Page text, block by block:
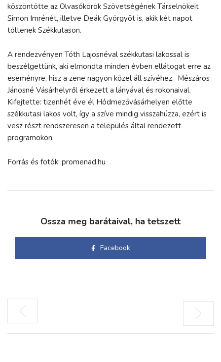
köszöntötte az Olvasókörök Szövetségének Társelnökeit
Simon Imrénét, illetve Deák Györgyöt is, akik két napot
töltenek Székkutason.
A rendezvényen Tóth Lajosnéval székkutasi lakossal is
beszélgettünk, aki elmondta minden évben ellátogat erre az
eseményre, hisz a zene nagyon közel áll szívéhez. Mészáros
Jánosné Vásárhelyről érkezett a lányával és rokonaival.
Kifejtette: tizenhét éve él Hódmezővásárhelyen előtte
székkutasi lakos volt, így a szíve mindig visszahúzza, ezért is
vesz részt rendszeresen a település által rendezett
programokon.
Forrás és fotók: promenad.hu
Ossza meg barátaival, ha tetszett
Facebook